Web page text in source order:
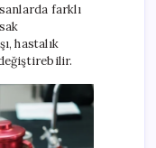
farklı
hastalık